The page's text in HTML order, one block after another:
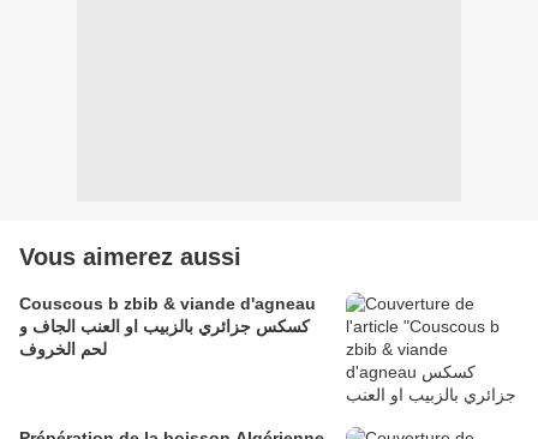
Vous aimerez aussi
Couscous b zbib & viande d'agneau
كسكس جزائري بالزبيب او العنب الجاف و
لحم الخروف